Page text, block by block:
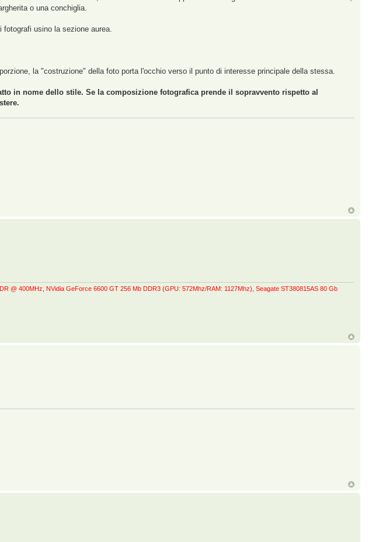
o una conchiglia.
usino la sezione aurea.
la "costruzione" della foto porta l'occhio verso il punto di interesse principale della stessa.
in nome dello stile. Se la composizione fotografica prende il sopravvento rispetto al
@ 400MHz, NVidia GeForce 6600 GT 256 Mb DDR3 (GPU: 572Mhz/RAM: 1127Mhz), Seagate ST380815AS 80 Gb